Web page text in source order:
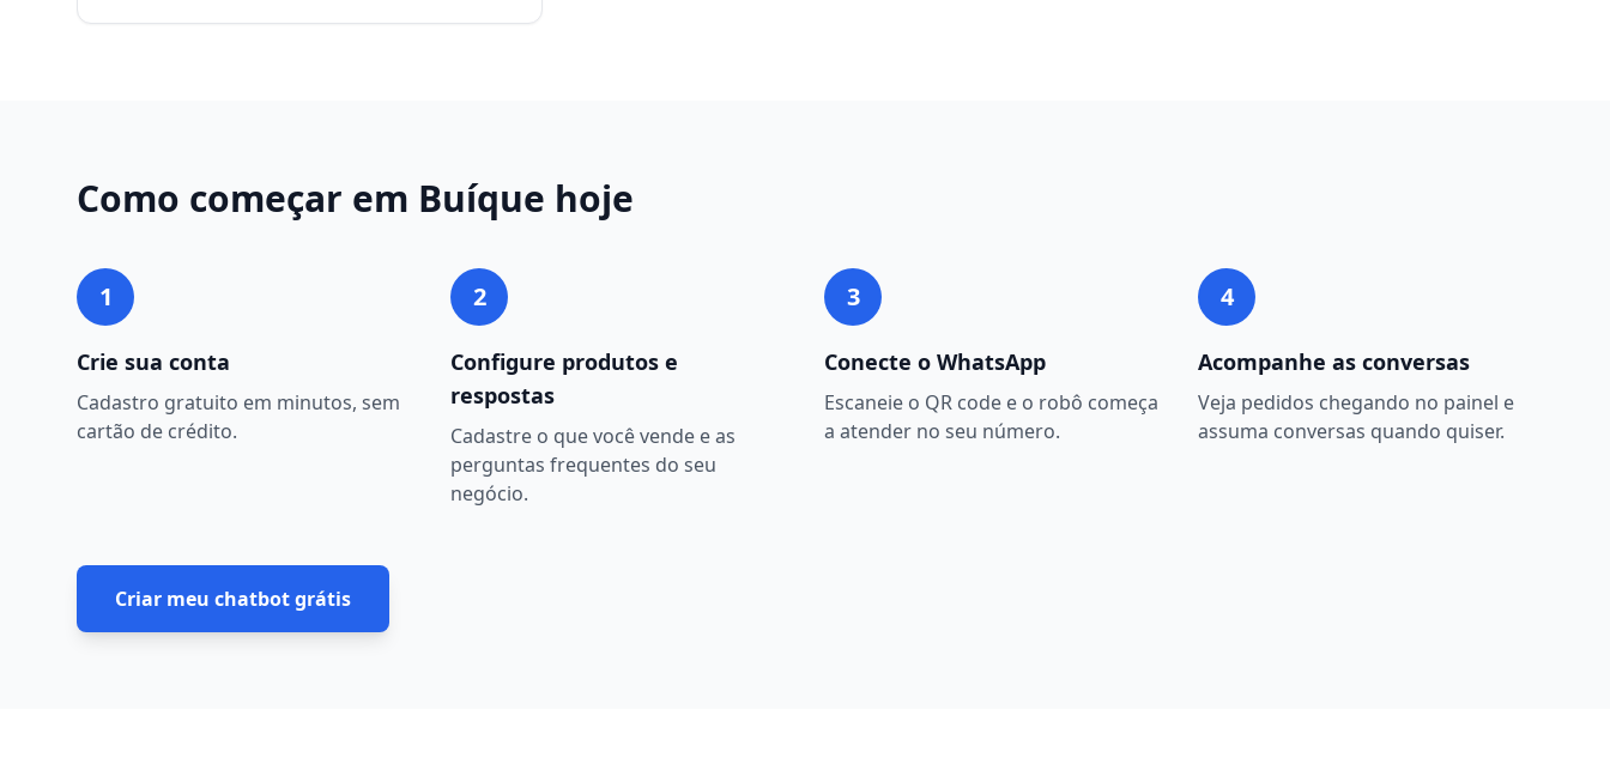
Como começar em Buíque hoje
1
Crie sua conta
Cadastro gratuito em minutos, sem
cartão de crédito.
2
Configure produtos e
respostas
Cadastre o que você vende e as
perguntas frequentes do seu
negócio.
3
Conecte o WhatsApp
Escaneie o QR code e o robô começa
a atender no seu número.
4
Acompanhe as conversas
Veja pedidos chegando no painel e
assuma conversas quando quiser.
Criar meu chatbot grátis